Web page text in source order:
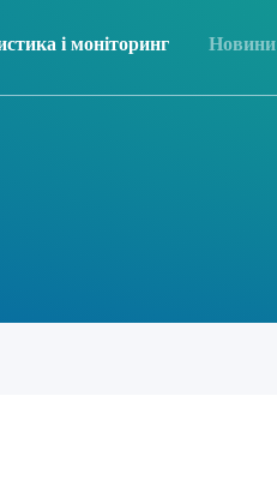
і моніторинг Новини